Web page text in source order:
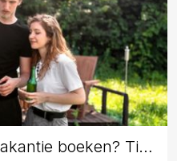
Last minute kampeervakantie boeken? Tips en tricks!